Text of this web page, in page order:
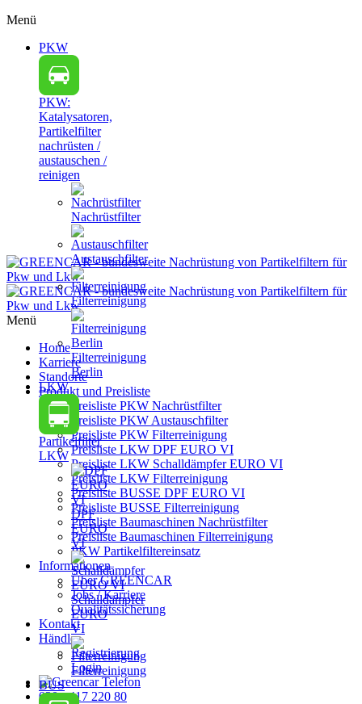
Menü
PKW
PKW:
Katalysatoren,
Partikelfilter
nachrüsten /
austauschen /
reinigen
Nachrüstfilter
Austauschfilter
Filterreinigung
Filterreinigung
Berlin
LKW
Partikelfilter
LKW
DPF
EURO
VI
Schalldämpfer
EURO
VI
Filterreinigung
BUS
Menü
Home
Karriere
Standorte
Produkt und Preisliste
Preisliste PKW Nachrüstfilter
Preisliste PKW Austauschfilter
Preisliste PKW Filterreinigung
Preisliste LKW DPF EURO VI
Preisliste LKW Schalldämpfer EURO VI
Preisliste LKW Filterreinigung
Preisliste BUSSE DPF EURO VI
Preisliste BUSSE Filterreinigung
Preisliste Baumaschinen Nachrüstfilter
Preisliste Baumaschinen Filterreinigung
PKW Partikelfiltereinsatz
Informationen
Über GREENCAR
Jobs / Karriere
Qualitätssicherung
Kontakt
Händler
Registrierung
Login
030 - 417 220 80